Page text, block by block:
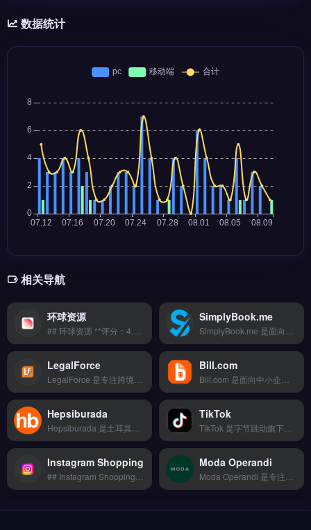
数据统计
相关导航
环球资源 SimplyBook.me
LegalForce Bill.com
Hepsiburada TikTok
Instagram Shopping Moda Operandi